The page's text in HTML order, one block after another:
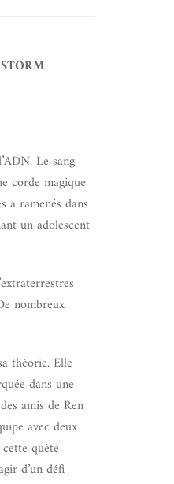
Le sang
corde magique
a ramenés dans
un adolescent
nombreux
théorie. Elle
dans une
amis de Ren
avec deux
quête
d’un défi